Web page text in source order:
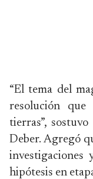
“El tema del
resolución
tierras”,
Deber. Agregó
investigaciones
hipótesis en